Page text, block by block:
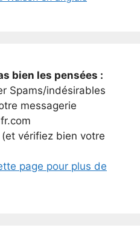
bien les pensées :
Spams/indésirables
messagerie
vérifiez bien votre
page pour plus de